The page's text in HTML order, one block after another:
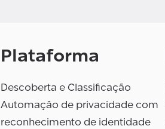
Plataforma
Descoberta e Classificação
Automação de privacidade com
reconhecimento de identidade